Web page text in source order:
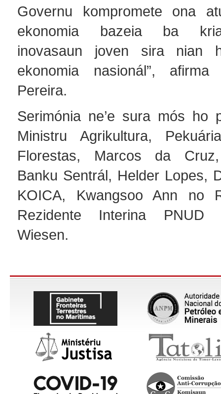
Governu kompromete ona
ekonomia bazeia ba
inovasaun joven sira nian
ekonomia nasionál”,
Pereira.
Serimónia ne’e sura mós ho
Ministru Agrikultura,
Florestas, Marcos da
Banku Sentrál, Helder Lopes,
KOICA, Kwangsoo Ann no
Rezidente Interina PNUD
Wiesen.